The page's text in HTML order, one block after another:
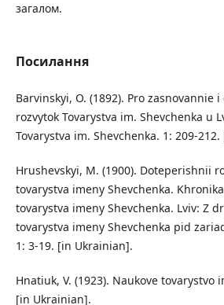
загалом.
Посилання
Barvinskyi, O. (1892). Pro zasnovannie
rozvytok Tovarystva im. Shevchenka u
Tovarystva im. Shevchenka. 1: 209-
Hrushevskyi, M. (1900). Doteperishnii
tovarystva imeny Shevchenka.
tovarystva imeny Shevchenka. Lviv: Z
tovarystva imeny Shevchenka pid
1: 3-19. [in Ukrainian].
Hnatiuk, V. (1923). Naukove tovarystvo
[in Ukrainian].